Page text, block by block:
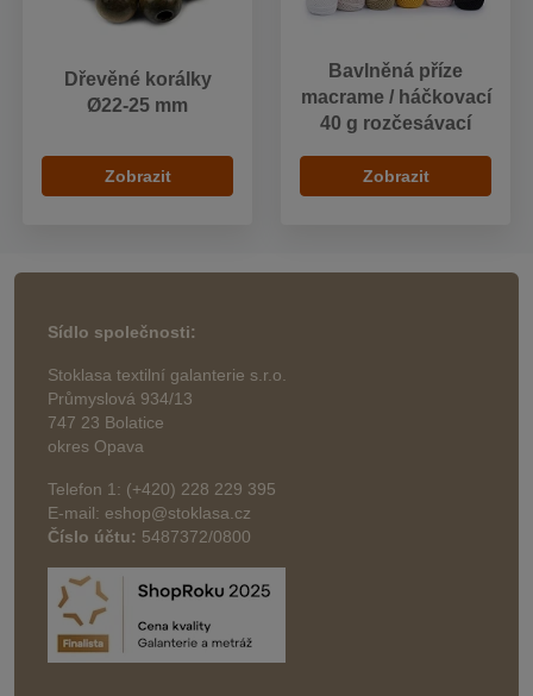
Dřevěné korálky
Ø22-25 mm
Zobrazit
Bavlněná příze
macrame / háčkovací
40 g rozčesávací
Zobrazit
Sídlo společnosti:
Stoklasa textilní galanterie s.r.o.
Průmyslová 934/13
747 23 Bolatice
okres Opava
Telefon 1: (+420) 228 229 395
E-mail: eshop@stoklasa.cz
Číslo účtu: 5487372/0800